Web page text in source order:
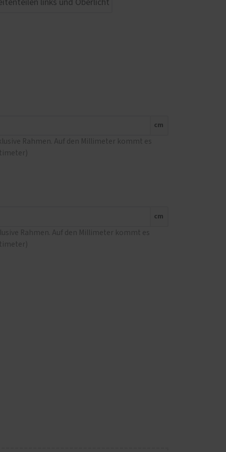
cm
Rahmen. Auf den Millimeter kommt es
cm
Rahmen. Auf den Millimeter kommt es